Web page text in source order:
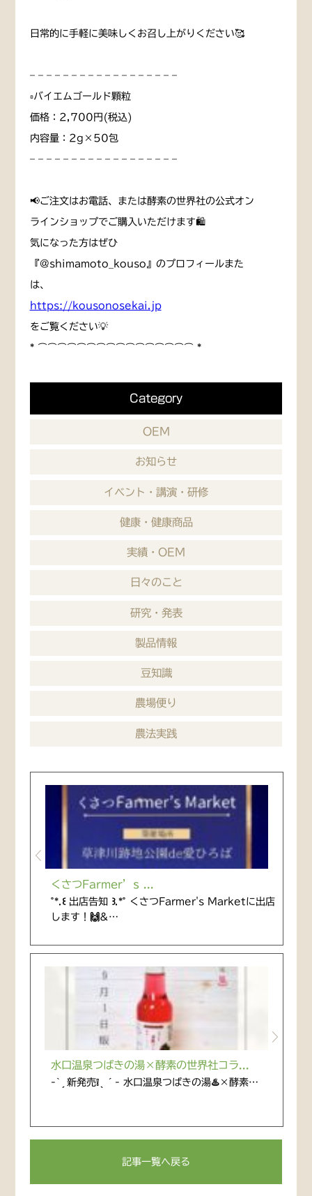
日常的に手軽に美味しくお召し上がりください🥰
– – – – – – – – – – – – – – – – – –
▫️バイエムゴールド顆粒
価格：2,700円(税込)
内容量：2g×50包
– – – – – – – – – – – – – – – – – –
📢ご注文はお電話、または酵素の世界社の公式オン
ラインショップでご購入いただけます🛍
気になった方はぜひ
『@shimamoto_kouso』のプロフィールまた
は、
https://kousonosekai.jp
をご覧ください💡
* ⌒⌒⌒⌒⌒⌒⌒⌒⌒⌒⌒⌒⌒⌒⌒⌒ *
Category
OEM
お知らせ
イベント・講演・研修
健康・健康商品
実績・OEM
日々のこと
研究・発表
製品情報
豆知識
農場便り
農法実践
くさつFarmer’s ...
˚*.꒰ 出店告知 ꒱.*˚ くさつFarmer's Marketに出店
します！🙌&…
水口温泉つばきの湯×酵素の世界社コラ...
-` ̗ 新発売❕ ̖ ´- 水口温泉つばきの湯♨️×酵素…
記事一覧へ戻る